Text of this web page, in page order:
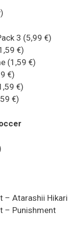
3 (5,99 €)
€)
(1,59 €)
€)
€)
€)
– Atarashii Hikari
– Punishment